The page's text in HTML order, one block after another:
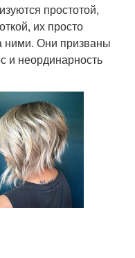
простотой,
их просто
ними. Они призваны
и неординарность